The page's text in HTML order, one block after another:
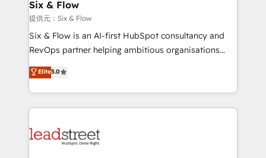
helps the following industries: logistics & 3PL, home
improvement & construction, branding and
commercialization, real estate, health, education,
SaaS, Software Dev & IT and consulting, make the
the United States, EU, UAE, Mexico and Latin
America. From casual user to super fan: make
Six & Flow
提供元：Six & Flow
Six & Flow is an AI-first HubSpot consultancy and
RevOps partner helping ambitious organisations
grow with clarity, confidence, and intelligence.
Operating across the UK, Netherlands, Ireland, and
Canada, we’ve delivered thousands of successful
HubSpot projects for mid-market and enterprise
combine HubSpot, data, and AI to design connected
Elite5.0